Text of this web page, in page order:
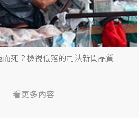
死？檢視低落的司法新聞品質
看更多內容